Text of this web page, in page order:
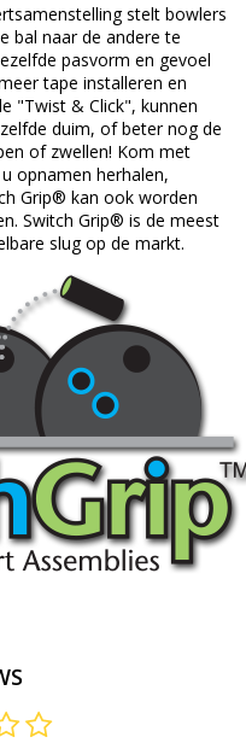
stelt bowlers
bal naar de andere te
pasvorm en gevoel
tape installeren en
"Twist & Click", kunnen
duim, of beter nog de
of zwellen! Kom met
opnamen herhalen,
Grip® kan ook worden
Switch Grip® is de meest
slug op de markt.